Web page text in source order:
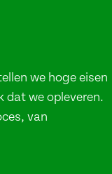
we hoge eisen
dat we opleveren.
van